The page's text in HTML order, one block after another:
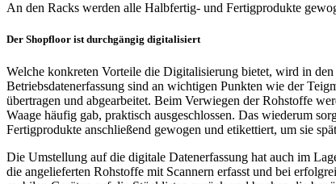
An den Racks werden alle Halbfertig- und Fertigprodukte
Der Shopfloor ist durchgängig digitalisiert
Welche konkreten Vorteile die Digitalisierung bietet, wird in
Betriebsdatenerfassung sind an wichtigen Punkten wie der
übertragen und abgearbeitet. Beim Verwiegen der Rohstoffe
Waage häufig gab, praktisch ausgeschlossen. Das wiederum
Fertigprodukte anschließend gewogen und etikettiert, um sie
Die Umstellung auf die digitale Datenerfassung hat auch im
die angelieferten Rohstoffe mit Scannern erfasst und bei